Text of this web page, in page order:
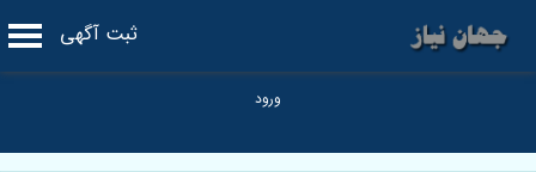
ثبت آگهی